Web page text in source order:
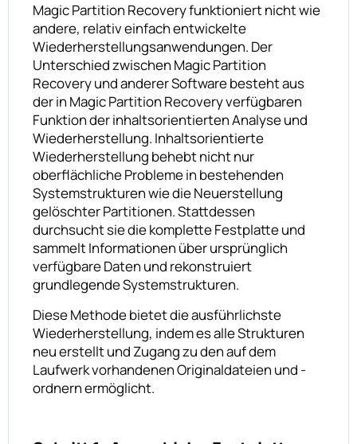
Magic Partition Recovery funktioniert nicht wie
andere, relativ einfach entwickelte
Wiederherstellungsanwendungen. Der
Unterschied zwischen Magic Partition
Recovery und anderer Software besteht aus
der in Magic Partition Recovery verfügbaren
Funktion der inhaltsorientierten Analyse und
Wiederherstellung. Inhaltsorientierte
Wiederherstellung behebt nicht nur
oberflächliche Probleme in bestehenden
Systemstrukturen wie die Neuerstellung
gelöschter Partitionen. Stattdessen
durchsucht sie die komplette Festplatte und
sammelt Informationen über ursprünglich
verfügbare Daten und rekonstruiert
grundlegende Systemstrukturen.
Diese Methode bietet die ausführlichste
Wiederherstellung, indem es alle Strukturen
neu erstellt und Zugang zu den auf dem
Laufwerk vorhandenen Originaldateien und -
ordnern ermöglicht.